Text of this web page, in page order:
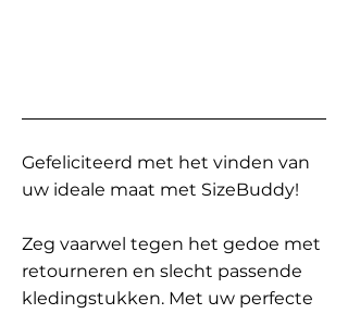
Gefeliciteerd met het vinden van
uw ideale maat met SizeBuddy!
Zeg vaarwel tegen het gedoe met
retourneren en slecht passende
kledingstukken. Met uw perfecte